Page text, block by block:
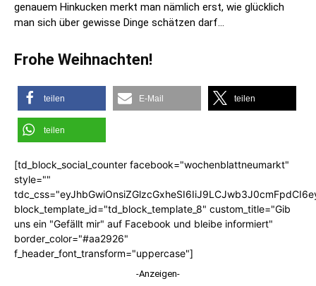
genauem Hinkucken merkt man nämlich erst, wie glücklich
man sich über gewisse Dinge schätzen darf…
Frohe Weihnachten!
teilen E-Mail teilen
teilen
[td_block_social_counter facebook="wochenblattneumarkt"
style=""
block_template_id="td_block_template_8" custom_title="Gib
uns ein "Gefällt mir" auf Facebook und bleibe informiert"
border_color="#aa2926"
f_header_font_transform="uppercase"]
-Anzeigen-